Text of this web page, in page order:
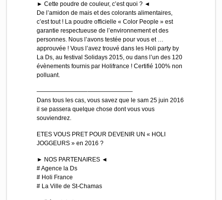
► Cette poudre de couleur, c’est quoi ? ◄
De l’amidon de mais et des colorants alimentaires,
c’est tout ! La poudre officielle « Color People » est
garantie respectueuse de l’environnement et des
personnes. Nous l’avons testée pour vous et …
approuvée ! Vous l’avez trouvé dans les Holi party by
La Ds, au festival Solidays 2015, ou dans l’un des 120
évènements fournis par Holifrance ! Certifié 100% non
polluant.
————————–———————–
Dans tous les cas, vous savez que le sam 25 juin 2016
il se passera quelque chose dont vous vous
souviendrez.
ETES VOUS PRET POUR DEVENIR UN « HOLI
JOGGEURS » en 2016 ?
► NOS PARTENAIRES ◄
# Agence la Ds
# Holi France
# La Ville de St-Chamas